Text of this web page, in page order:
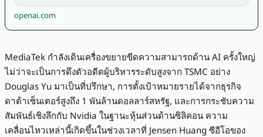
openai.com
MediaTek กำลังเดินเครื่องขยายขีดความสามารถด้าน AI ครั้งใหญ่
ไม่ว่าจะเป็นการดึงตัวอดีตผู้บริหารระดับสูงจาก TSMC อย่าง
Douglas Yu มาเป็นที่ปรึกษา, การตั้งเป้าหมายรายได้จากธุรกิจ
ดาต้าเซ็นเตอร์สูงถึง 1 พันล้านดอลลาร์สหรัฐ, และการกระชับความ
สัมพันธ์เชิงลึกกับ Nvidia ในฐานะหุ้นส่วนด้านซิลิคอน ความ
เคลื่อนไหวเหล่านี้เกิดขึ้นในช่วงเวลาที่ Jensen Huang ซีอีโอของ